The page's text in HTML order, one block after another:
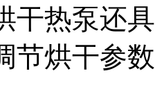
干热泵还
节烘干参